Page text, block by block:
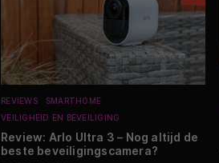
REVIEWS
SMARTHOME
VEILIGHEID EN BEVEILIGING
Review: Arlo Ultra 3 – Nog altijd de
beste beveiligingscamera?